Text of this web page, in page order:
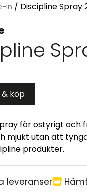
in / Discipline Spray
& köp
för ostyrigt och
mjukt utan att
produkter.
leveranser